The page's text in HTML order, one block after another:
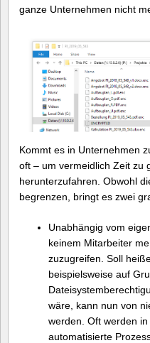
ganze Unternehmen nicht
Kommt es in Unternehmen
oft – um vermeidlich Zeit zu
herunterzufahren. Obwohl
begrenzen, bringt es zwei
Unabhängig vom
keinem Mitarbeiter
zuzugreifen. Soll
beispielsweise auf
wäre, kann nun von
werden. Oft werden
automatisierte